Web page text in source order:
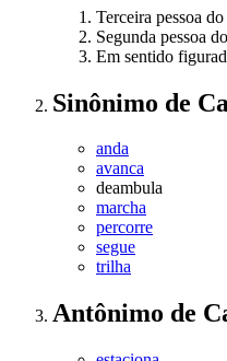
Terceira pessoa
Segunda pessoa
Em sentido
Sinônimo de
anda
avanca
deambula
marcha
percorre
segue
trilha
Antônimo de